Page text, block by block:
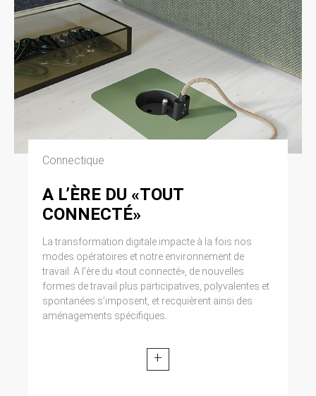
Connectique
A L’ÈRE DU «TOUT
CONNECTÉ»
La transformation digitale impacte à la fois nos
modes opératoires et notre environnement de
travail. A l’ère du «tout connecté», de nouvelles
formes de travail plus participatives, polyvalentes et
spontanées s’imposent, et recquièrent ainsi des
aménagements spécifiques.
+